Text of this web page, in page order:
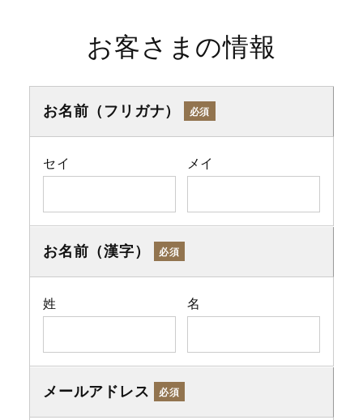
お客さまの情報
お名前（フリガナ） 必須
セイ メイ
お名前（漢字） 必須
姓 名
メールアドレス 必須